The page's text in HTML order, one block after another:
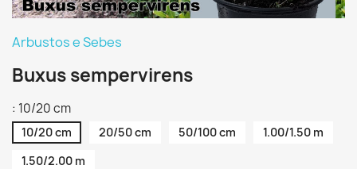
Arbustos e Sebes
Buxus sempervirens
: 10/20 cm
10/20 cm 20/50 cm 50/100 cm
1.00/1.50 m
1.50/2.00 m